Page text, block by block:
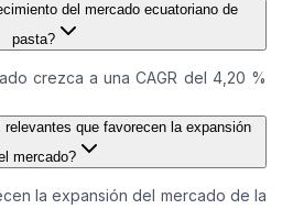
del mercado ecuatoriano de
pasta?
crezca a una CAGR del 4,20 %
que favorecen la expansión
mercado?
la expansión del mercado de la